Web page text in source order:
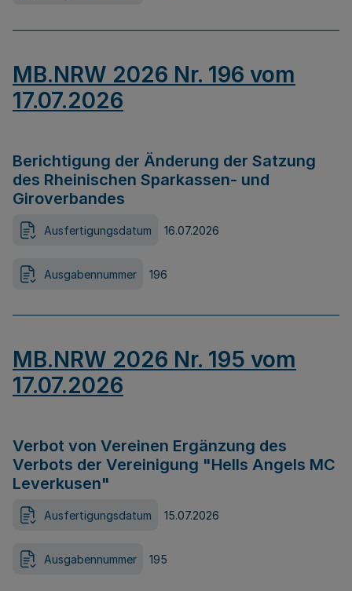
MB.NRW 2026 Nr. 196 vom
17.07.2026
Berichtigung der Änderung der Satzung
des Rheinischen Sparkassen- und
Giroverbandes
Ausfertigungsdatum 16.07.2026
Ausgabennummer 196
MB.NRW 2026 Nr. 195 vom
17.07.2026
Verbot von Vereinen Ergänzung des
Verbots der Vereinigung "Hells Angels MC
Leverkusen"
Ausfertigungsdatum 15.07.2026
Ausgabennummer 195